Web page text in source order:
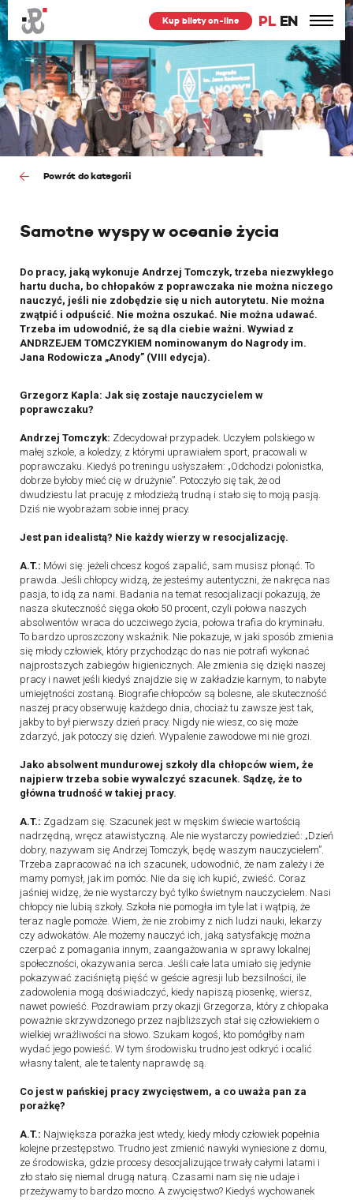
PL EN
Kup bilety on-line
Powrót do kategorii
Samotne wyspy w oceanie życia
Do pracy, jaką wykonuje Andrzej Tomczyk, trzeba niezwykłego
hartu ducha, bo chłopaków z poprawczaka nie można niczego
nauczyć, jeśli nie zdobędzie się u nich autorytetu. Nie można
zwątpić i odpuścić. Nie można oszukać. Nie można udawać.
Trzeba im udowodnić, że są dla ciebie ważni. Wywiad z
ANDRZEJEM TOMCZYKIEM nominowanym do Nagrody im.
Jana Rodowicza „Anody” (VIII edycja).
Grzegorz Kapla: Jak się zostaje nauczycielem w
poprawczaku?
Andrzej Tomczyk: Zdecydował przypadek. Uczyłem polskiego w
małej szkole, a koledzy, z którymi uprawiałem sport, pracowali w
poprawczaku. Kiedyś po treningu usłyszałem: „Odchodzi polonistka,
dobrze byłoby mieć cię w drużynie”. Potoczyło się tak, że od
dwudziestu lat pracuję z młodzieżą trudną i stało się to moją pasją.
Dziś nie wyobrażam sobie innej pracy.
Jest pan idealistą? Nie każdy wierzy w resocjalizację.
A.T.: Mówi się: jeżeli chcesz kogoś zapalić, sam musisz płonąć. To
prawda. Jeśli chłopcy widzą, że jesteśmy autentyczni, że nakręca nas
pasja, to idą za nami. Badania na temat resocjalizacji pokazują, że
nasza skuteczność sięga około 50 procent, czyli połowa naszych
absolwentów wraca do uczciwego życia, połowa trafia do kryminału.
To bardzo uproszczony wskaźnik. Nie pokazuje, w jaki sposób zmienia
się młody człowiek, który przychodząc do nas nie potrafi wykonać
najprostszych zabiegów higienicznych. Ale zmienia się dzięki naszej
pracy i nawet jeśli kiedyś znajdzie się w zakładzie karnym, to nabyte
umiejętności zostaną. Biografie chłopców są bolesne, ale skuteczność
naszej pracy obserwuję każdego dnia, chociaż tu zawsze jest tak,
jakby to był pierwszy dzień pracy. Nigdy nie wiesz, co się może
zdarzyć, jak potoczy się dzień. Wypalenie zawodowe mi nie grozi.
Jako absolwent mundurowej szkoły dla chłopców wiem, że
najpierw trzeba sobie wywalczyć szacunek. Sądzę, że to
główna trudność w takiej pracy.
A.T.: Zgadzam się. Szacunek jest w męskim świecie wartością
nadrzędną, wręcz atawistyczną. Ale nie wystarczy powiedzieć: „Dzień
dobry, nazywam się Andrzej Tomczyk, będę waszym nauczycielem”.
Trzeba zapracować na ich szacunek, udowodnić, że nam zależy i że
mamy pomysł, jak im pomóc. Nie da się ich kupić, zwieść. Coraz
jaśniej widzę, że nie wystarczy być tylko świetnym nauczycielem. Nasi
chłopcy nie lubią szkoły. Szkoła nie pomogła im tyle lat i wątpią, że
teraz nagle pomoże. Wiem, że nie zrobimy z nich ludzi nauki, lekarzy
czy adwokatów. Ale możemy nauczyć ich, jaką satysfakcję można
czerpać z pomagania innym, zaangażowania w sprawy lokalnej
społeczności, okazywania serca. Jeśli całe lata umiało się jedynie
pokazywać zaciśniętą pięść w geście agresji lub bezsilności, ile
zadowolenia mogą doświadczyć, kiedy napiszą piosenkę, wiersz,
nawet powieść. Pozdrawiam przy okazji Grzegorza, który z chłopaka
poważnie skrzywdzonego przez najbliższych stał się człowiekiem o
wielkiej wrażliwości na słowo. Szukam kogoś, kto pomógłby nam
wydać jego powieść. W tym środowisku trudno jest odkryć i ocalić
własny talent, ale te talenty naprawdę są.
Co jest w pańskiej pracy zwycięstwem, a co uważa pan za
porażkę?
A.T.: Największa porażka jest wtedy, kiedy młody człowiek popełnia
kolejne przestępstwo. Trudno jest zmienić nawyki wyniesione z domu,
ze środowiska, gdzie procesy desocjalizujące trwały całymi latami i
zło stało się niemal drugą naturą. Czasami nam się nie udaje i
przeżywamy to bardzo mocno. A zwycięstwo? Kiedyś wychowanek